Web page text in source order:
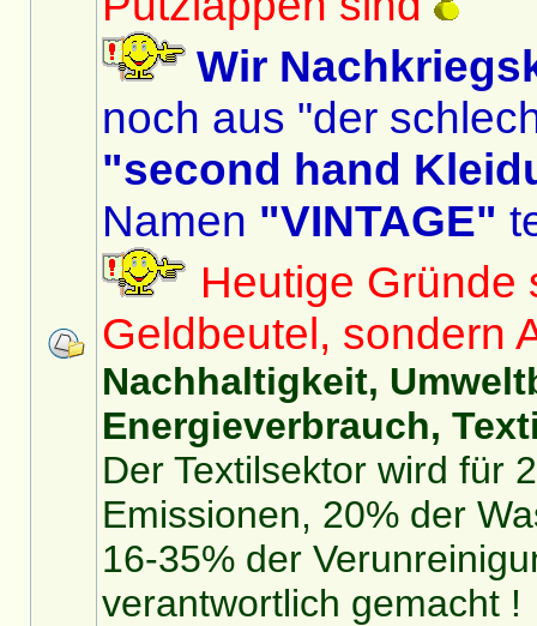
Wir
noch aus "der
"second hand
Namen "VINTAGE"
Heutige Gründe
Geldbeutel, sondern
Nachhaltigkeit,
Energieverbrauch,
Der Textilsektor wird für
Emissionen, 20% der
16-35% der
verantwortlich gemacht !